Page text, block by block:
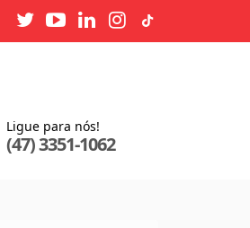
Ligue para nós!
(47) 3351-1062